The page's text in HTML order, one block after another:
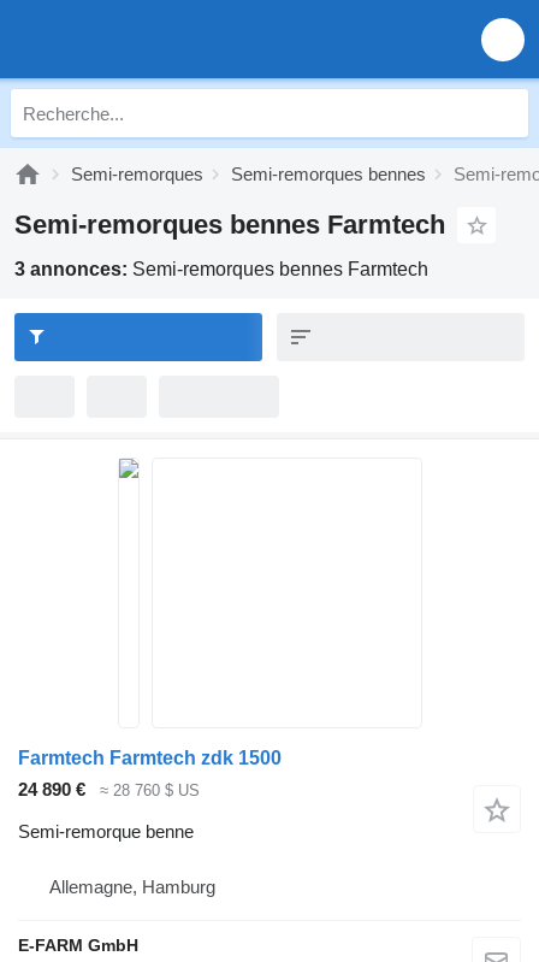
Semi-remorques Semi-remorques bennes Semi-
Semi-remorques bennes Farmtech
3 annonces: Semi-remorques bennes Farmtech
Farmtech Farmtech zdk 1500
24 890 €
≈ 28 760 $ US
Semi-remorque benne
Allemagne, Hamburg
E-FARM GmbH